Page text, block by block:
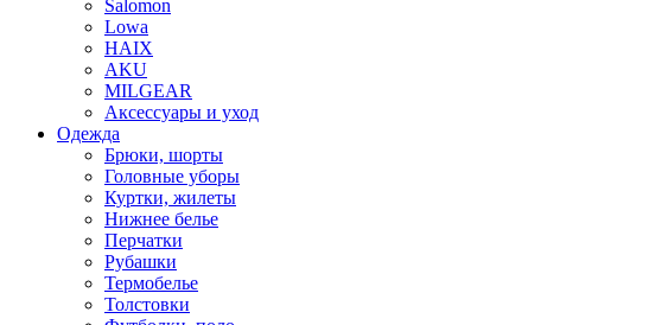
Salomon
Lowa
HAIX
AKU
MILGEAR
Аксессуары и уход
Одежда
Брюки, шорты
Головные уборы
Куртки, жилеты
Нижнее белье
Перчатки
Рубашки
Термобелье
Толстовки